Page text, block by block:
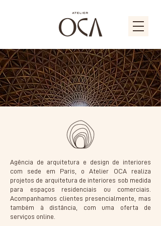
Agência de arquitetura e design de interiores
com sede em Paris, o Atelier OCA realiza
projetos de arquitetura de interiores sob medida
para espaços residenciais ou comerciais.
Acompanhamos clientes presencialmente, mas
também à distância, com uma oferta de
serviços online.